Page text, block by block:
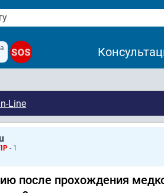
SOS
Line
- 1
после прохождения